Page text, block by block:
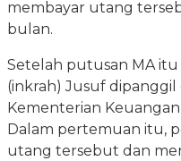
membayar utang
bulan.
Setelah putusan MA
(inkrah) Jusuf
Kementerian
Dalam pertemuan itu,
utang tersebut dan